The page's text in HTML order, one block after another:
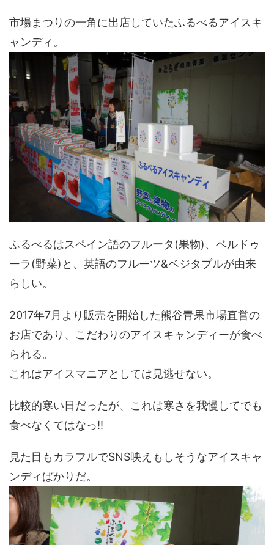
市場まつりの一角に出店していたふるべるアイスキ
ャンディ。
ふるべるはスペイン語のフルータ(果物)、ベルドゥ
ーラ(野菜)と、英語のフルーツ&ベジタブルが由来
らしい。
2017年7月より販売を開始した熊谷青果市場直営の
お店であり、こだわりのアイスキャンディーが食べ
られる。
これはアイスマニアとしては見逃せない。
比較的寒い日だったが、これは寒さを我慢してでも
食べなくてはなっ!!
見た目もカラフルでSNS映えもしそうなアイスキャ
ンディばかりだ。